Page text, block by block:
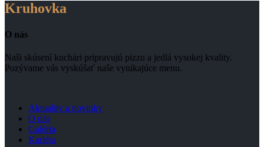
Kruhovka
O nás
Naši skúsení kuchári pripravujú pizzu a jedlá vysokej kvality.
Pozývame vás vyskúšať naše vynikajúce menu.
Aktuality a novinky
O nás
Galéria
Kariéra